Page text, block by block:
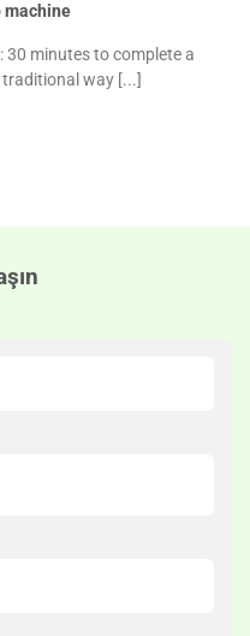
machine
30 minutes to complete a
traditional way [...]